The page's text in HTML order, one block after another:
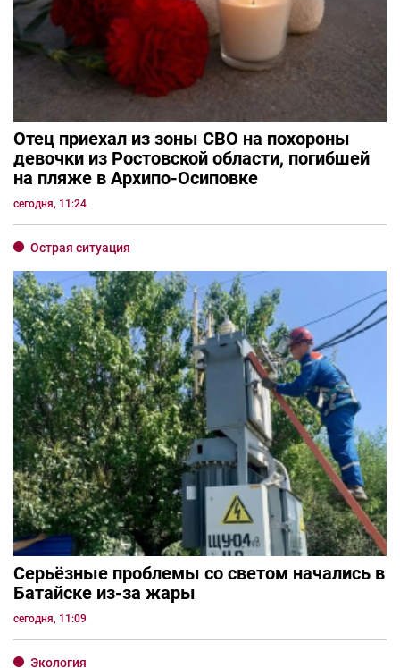
Отец приехал из зоны СВО на похороны
девочки из Ростовской области, погибшей
на пляже в Архипо-Осиповке
сегодня, 11:24
Острая ситуация
Серьёзные проблемы со светом начались в
Батайске из-за жары
сегодня, 11:09
Экология